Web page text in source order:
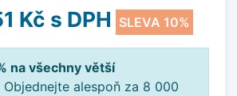
Kč s DPH SLEVA 10%
na všechny větší
Objednejte alespoň za 8 000